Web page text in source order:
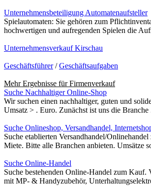
Unternehmensbeteiligung Automatenaufsteller
Spielautomaten: Sie gehören zum
hochwertigen und aufregenden Spielen die
Unternehmensverkauf Kirschau
Geschäftsführer/Geschäftsaufgaben
Mehr Ergebnisse fürFirmenverkauf
Suche Nachhaltiger Online-Shop
Wir suchen einen nachhaltiger, guten und
Umsatz > . Euro. Zunächst ist uns die Branche
Suche Onlineshop, Versandhandel,
Suche etablierten Versandhandel/
Miete. Bitte alle Branchen anbieten. Umsätze
Suche Online-Handel
Suche bestehenden Online-Handel zum Kauf.
mit MP- & Handyzubehör,